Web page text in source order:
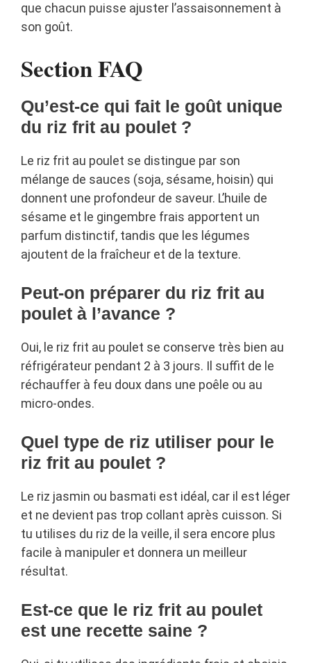
que chacun puisse ajuster l’assaisonnement à
son goût.
Section FAQ
Qu’est-ce qui fait le goût unique
du riz frit au poulet ?
Le riz frit au poulet se distingue par son
mélange de sauces (soja, sésame, hoisin) qui
donnent une profondeur de saveur. L’huile de
sésame et le gingembre frais apportent un
parfum distinctif, tandis que les légumes
ajoutent de la fraîcheur et de la texture.
Peut-on préparer du riz frit au
poulet à l’avance ?
Oui, le riz frit au poulet se conserve très bien au
réfrigérateur pendant 2 à 3 jours. Il suffit de le
réchauffer à feu doux dans une poêle ou au
micro-ondes.
Quel type de riz utiliser pour le
riz frit au poulet ?
Le riz jasmin ou basmati est idéal, car il est léger
et ne devient pas trop collant après cuisson. Si
tu utilises du riz de la veille, il sera encore plus
facile à manipuler et donnera un meilleur
résultat.
Est-ce que le riz frit au poulet
est une recette saine ?